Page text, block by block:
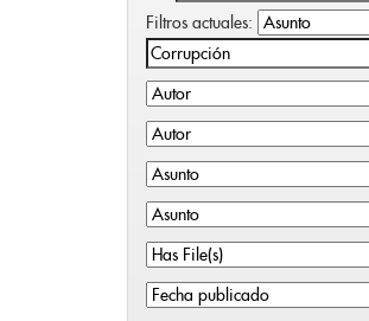
Filtros actuales: